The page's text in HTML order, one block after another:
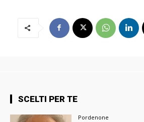
SCELTI PER TE
Pordenone